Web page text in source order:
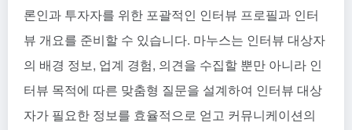
론인과 투자자를 위한 포괄적인 인터뷰 프로필과 인터
뷰 개요를 준비할 수 있습니다. 마누스는 인터뷰 대상자
의 배경 정보, 업계 경험, 의견을 수집할 뿐만 아니라 인
터뷰 목적에 따른 맞춤형 질문을 설계하여 인터뷰 대상
자가 필요한 정보를 효율적으로 얻고 커뮤니케이션의